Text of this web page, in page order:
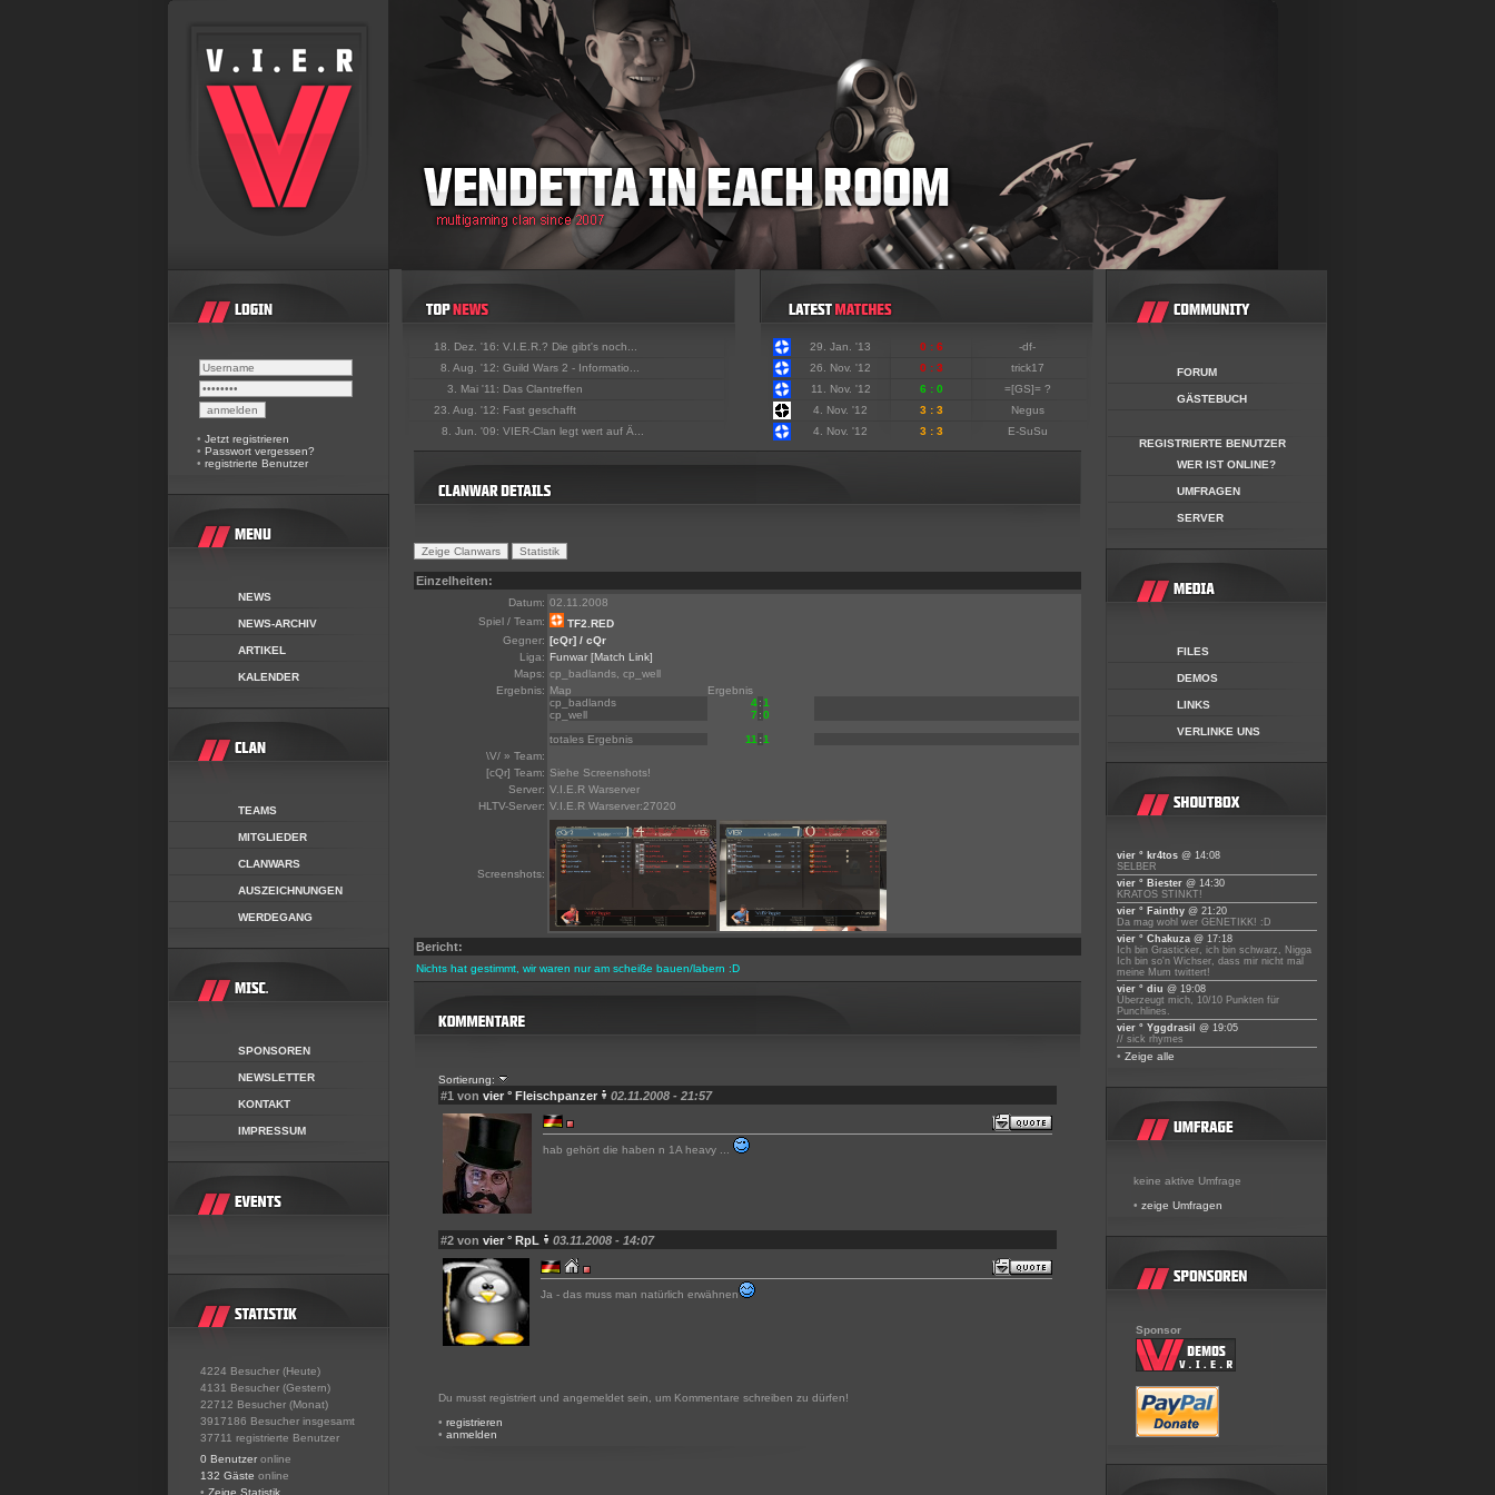
• Jetzt registrieren
• Passwort vergessen?
• registrierte Benutzer
NEWS
NEWS-ARCHIV
ARTIKEL
KALENDER
TEAMS
MITGLIEDER
CLANWARS
AUSZEICHNUNGEN
WERDEGANG
SPONSOREN
NEWSLETTER
KONTAKT
IMPRESSUM
4224 Besucher (Heute)
4131 Besucher (Gestern)
22712 Besucher (Monat)
3917186 Besucher insgesamt
37711 registrierte Benutzer
0 Benutzer online
132 Gäste online
• Zeige Statistik
18. Dez. '16: V.I.E.R.? Die gibt's noch...
8. Aug. '12: Guild Wars 2 - Informatio...
3. Mai '11: Das Clantreffen
23. Aug. '12: Fast geschafft
8. Jun. '09: VIER-Clan legt wert auf Ä...
29. Jan. '13 0 : 6
-df-
26. Nov. '12
0 : 3
trick17
11. Nov. '12
6 : 0
=[GS]= ?
4. Nov. '12
3 : 3
Negus
4. Nov. '12
3 : 3 E-SuSu
Einzelheiten:
Datum: 02.11.2008
Spiel / Team:
TF2.RED
Gegner: [cQr] / cQr
Liga: Funwar [Match Link]
Maps: cp_badlands, cp_well
Ergebnis: Map
Ergebnis
cp_badlands
4:1
cp_well
7 :0
totales Ergebnis
11 :1
\V/ » Team:
[cQr] Team: Siehe Screenshots!
Server: V.I.E.R Warserver
HLTV-Server: V.I.E.R Warserver:27020
Screenshots:
Bericht:
Nichts hat gestimmt, wir waren nur am scheiße bauen/labern :D
Sortierung:
#1 von vier ° Fleischpanzer 02.11.2008 - 21:57
hab gehört die haben n 1A heavy ...
#2 von vier ° RpL 03.11.2008 - 14:07
Ja - das muss man natürlich erwähnen
Du musst registriert und angemeldet sein, um Kommentare schreiben zu dürfen!
• registrieren
• anmelden
FORUM
GÄSTEBUCH
REGISTRIERTE BENUTZER
WER IST ONLINE?
UMFRAGEN
SERVER
FILES
DEMOS
LINKS
VERLINKE UNS
vier ° kr4tos @ 14:08
SELBER
vier ° Biester @ 14:30
KRATOS STINKT!
vier ° Fainthy @ 21:20
Da mag wohl wer GENETIKK! :D
vier ° Chakuza @ 17:18
Ich bin Grasticker, ich bin schwarz, Nigga
Ich bin so'n Wichser, dass mir nicht mal
meine Mum twittert!
vier ° diu @ 19:08
Überzeugt mich, 10/10 Punkten für
Punchlines.
vier ° Yggdrasil
@ 19:05
// sick rhymes
• Zeige alle
keine aktive Umfrage
• zeige Umfragen
Sponsor